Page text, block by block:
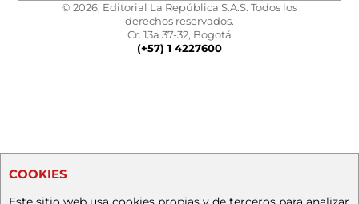
© 2026, Editorial La República S.A.S. Todos los
derechos reservados.
Cr. 13a 37-32, Bogotá
(+57) 1 4227600
COOKIES